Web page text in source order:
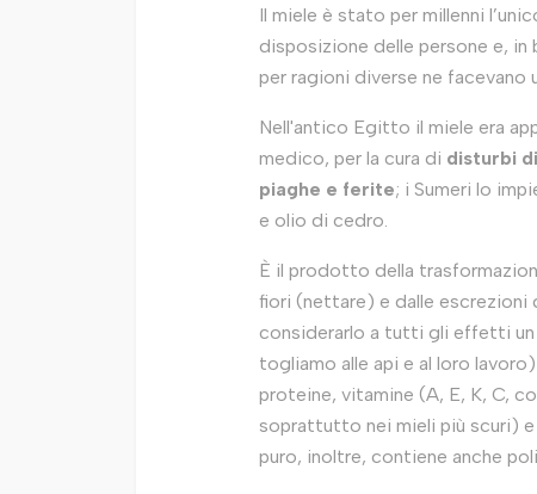
Il miele è stato per millenni
disposizione delle persone e,
per ragioni diverse ne facevano
Nell'antico Egitto il miele era
medico, per la cura di disturbi
piaghe e ferite; i Sumeri lo
e olio di cedro.
È il prodotto della
fiori (nettare) e dalle escrezioni
considerarlo a tutti gli effetti un
togliamo alle api e al loro
proteine, vitamine (A, E, K, C,
soprattutto nei mieli più scuri)
puro, inoltre, contiene anche